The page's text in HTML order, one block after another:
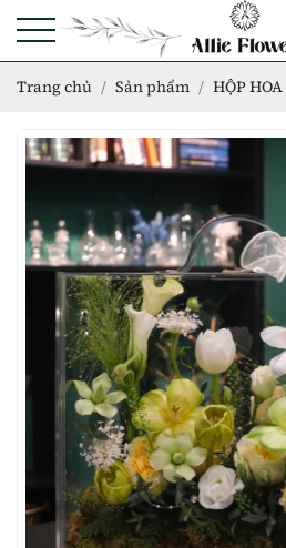
Trang chủ Sản phẩm HỘP HOA